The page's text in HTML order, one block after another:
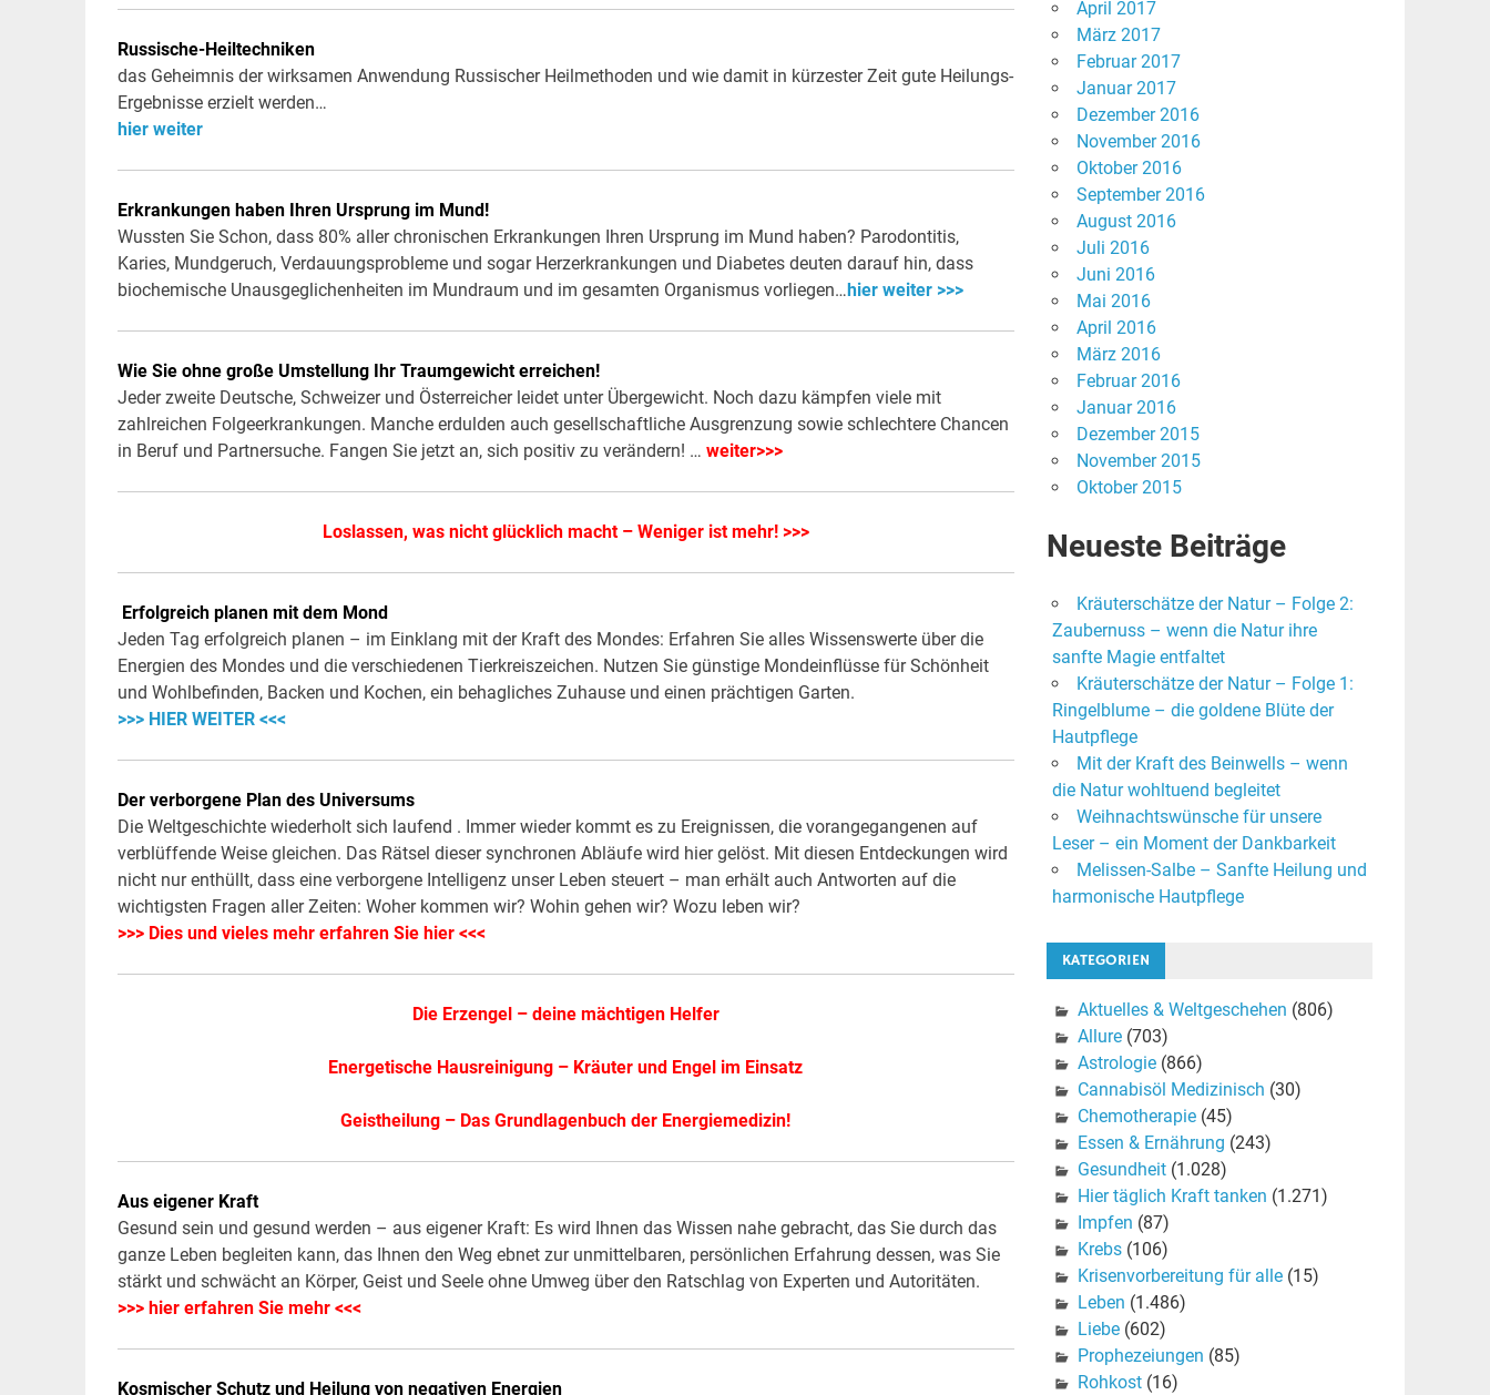
Russische-Heiltechniken
das Geheimnis der wirksamen Anwendung Russischer Heilmethoden und wie damit in kürzester Zeit gute Heilungs-
Ergebnisse erzielt werden…
hier weiter
Erkrankungen haben Ihren Ursprung im Mund!
Wussten Sie Schon, dass 80% aller chronischen Erkrankungen Ihren Ursprung im Mund haben? Parodontitis,
Karies, Mundgeruch, Verdauungsprobleme und sogar Herzerkrankungen und Diabetes deuten darauf hin, dass
biochemische Unausgeglichenheiten im Mundraum und im gesamten Organismus vorliegen… hier weiter >>>
Wie Sie ohne große Umstellung Ihr Traumgewicht erreichen!
Jeder zweite Deutsche, Schweizer und Österreicher leidet unter Übergewicht. Noch dazu kämpfen viele mit
zahlreichen Folgeerkrankungen. Manche erdulden auch gesellschaftliche Ausgrenzung sowie schlechtere Chancen
in Beruf und Partnersuche. Fangen Sie jetzt an, sich positiv zu verändern! … weiter>>>
Loslassen, was nicht glücklich macht – Weniger ist mehr! >>>
Erfolgreich planen mit dem Mond
Jeden Tag erfolgreich planen – im Einklang mit der Kraft des Mondes: Erfahren Sie alles Wissenswerte über die
Energien des Mondes und die verschiedenen Tierkreiszeichen. Nutzen Sie günstige Mondeinflüsse für Schönheit
und Wohlbefinden, Backen und Kochen, ein behagliches Zuhause und einen prächtigen Garten.
>>> HIER WEITER <<<
Der verborgene Plan des Universums
Die Weltgeschichte wiederholt sich laufend . Immer wieder kommt es zu Ereignissen, die vorangegangenen auf
verblüffende Weise gleichen. Das Rätsel dieser synchronen Abläufe wird hier gelöst. Mit diesen Entdeckungen wird
nicht nur enthüllt, dass eine verborgene Intelligenz unser Leben steuert – man erhält auch Antworten auf die
wichtigsten Fragen aller Zeiten: Woher kommen wir? Wohin gehen wir? Wozu leben wir?
>>> Dies und vieles mehr erfahren Sie hier <<<
Die Erzengel – deine mächtigen Helfer
Energetische Hausreinigung – Kräuter und Engel im Einsatz
Geistheilung – Das Grundlagenbuch der Energiemedizin!
Aus eigener Kraft
Gesund sein und gesund werden – aus eigener Kraft: Es wird Ihnen das Wissen nahe gebracht, das Sie durch das
ganze Leben begleiten kann, das Ihnen den Weg ebnet zur unmittelbaren, persönlichen Erfahrung dessen, was Sie
stärkt und schwächt an Körper, Geist und Seele ohne Umweg über den Ratschlag von Experten und Autoritäten.
>>> hier erfahren Sie mehr <<<
Kosmischer Schutz und Heilung von negativen Energien
April 2017
März 2017
Februar 2017
Januar 2017
Dezember 2016
November 2016
Oktober 2016
September 2016
August 2016
Juli 2016
Juni 2016
Mai 2016
April 2016
März 2016
Februar 2016
Januar 2016
Dezember 2015
November 2015
Oktober 2015
Neueste Beiträge
Kräuterschätze der Natur – Folge 2:
Zaubernuss – wenn die Natur ihre
sanfte Magie entfaltet
Kräuterschätze der Natur – Folge 1:
Ringelblume – die goldene Blüte der
Hautpflege
Mit der Kraft des Beinwells – wenn
die Natur wohltuend begleitet
Weihnachtswünsche für unsere
Leser – ein Moment der Dankbarkeit
Melissen-Salbe – Sanfte Heilung und
harmonische Hautpflege
KATEGORIEN
Aktuelles & Weltgeschehen (806)
Allure(703)
Astrologie(866)
Cannabisöl Medizinisch (30)
Chemotherapie(45)
Essen & Ernährung (243)
Gesundheit(1.028)
Hier täglich Kraft tanken (1.271)
Impfen (87)
Krebs(106)
Krisenvorbereitung für alle(15)
Leben (1.486)
Liebe(602)
Prophezeiungen (85)
Rohkost(16)